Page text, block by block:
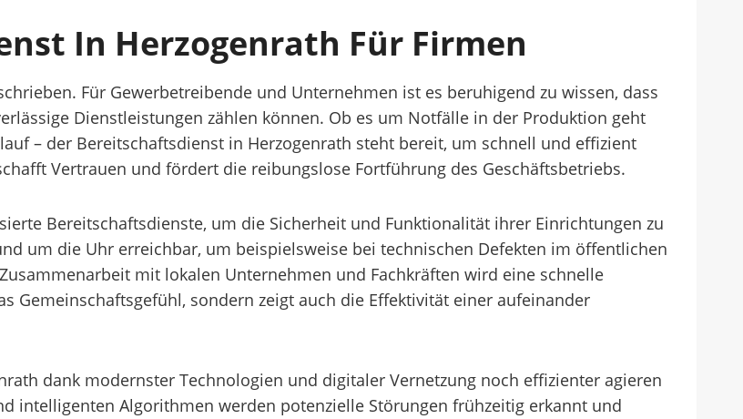
In Herzogenrath Für Firmen
Für Gewerbetreibende und Unternehmen ist es beruhigend zu wissen, dass
Dienstleistungen zählen können. Ob es um Notfälle in der Produktion geht
– der Bereitschaftsdienst in Herzogenrath steht bereit, um schnell und effizient
Vertrauen und fördert die reibungslose Fortführung des Geschäftsbetriebs.
Bereitschaftsdienste, um die Sicherheit und Funktionalität ihrer Einrichtungen zu
um die Uhr erreichbar, um beispielsweise bei technischen Defekten im öffentlichen
mit lokalen Unternehmen und Fachkräften wird eine schnelle
Gemeinschaftsgefühl, sondern zeigt auch die Effektivität einer aufeinander
dank modernster Technologien und digitaler Vernetzung noch effizienter agieren
intelligenten Algorithmen werden potenzielle Störungen frühzeitig erkannt und